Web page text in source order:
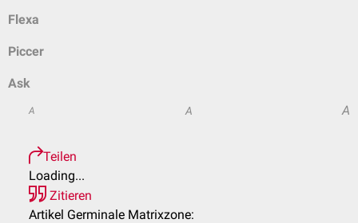
Flexa
Piccer
Ask
A A A
Teilen
Loading...
Zitieren
Artikel Germinale Matrixzone: